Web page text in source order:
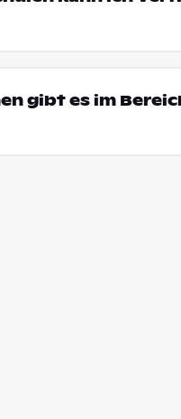
gibt es im